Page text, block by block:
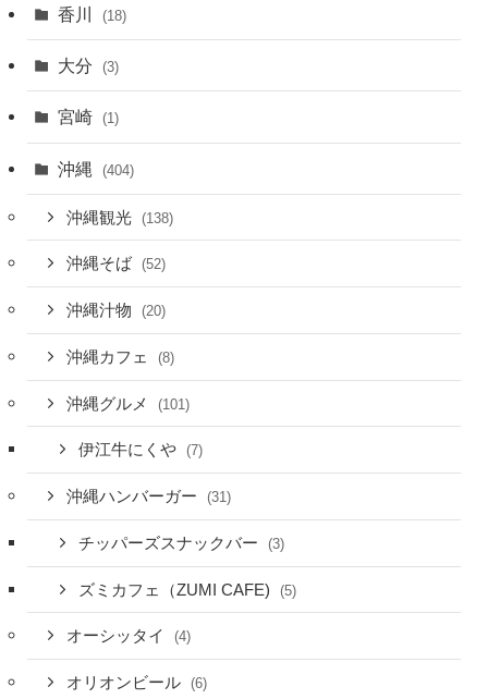
香川 (18)
大分 (3)
宮崎 (1)
沖縄 (404)
沖縄観光 (138)
沖縄そば (52)
沖縄汁物 (20)
沖縄カフェ (8)
沖縄グルメ (101)
伊江牛にくや (7)
沖縄ハンバーガー (31)
チッパーズスナックバー (3)
ズミカフェ（ZUMI CAFE) (5)
オーシッタイ (4)
オリオンビール (6)